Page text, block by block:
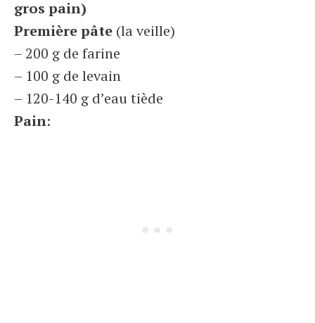
gros pain)
Première pâte (la veille)
– 200 g de farine
– 100 g de levain
– 120-140 g d’eau tiède
Pain: